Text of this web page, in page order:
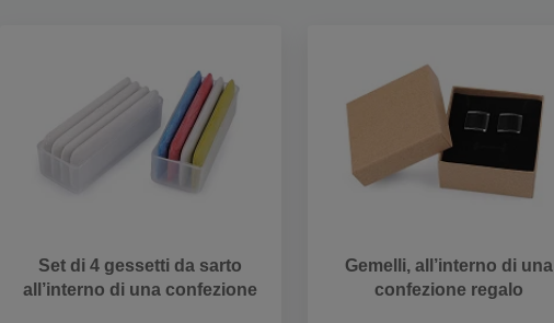
Set di 4 gessetti da sarto
all’interno di una confezione
Gemelli, all’interno di una
confezione regalo